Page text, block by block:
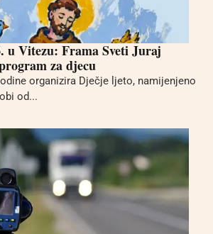
u Vitezu: Frama Sveti Juraj
za djecu
organizira Dječje ljeto, namijenjeno
od...